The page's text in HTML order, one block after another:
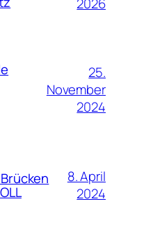
25.
November
2024
8. April
2024